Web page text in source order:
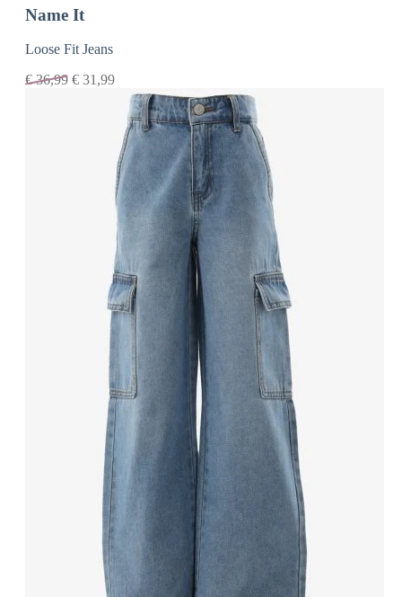
Name It
Loose Fit Jeans
€36,99 € 31,99